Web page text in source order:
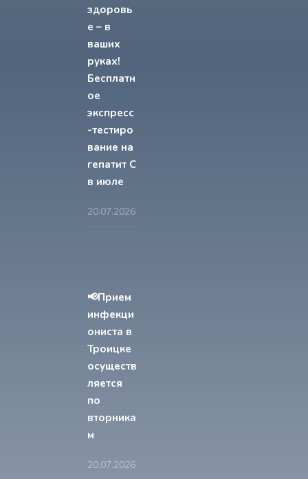
здоровь
е – в
ваших
руках!
Бесплатн
ое
экспресс
-тестиро
вание на
гепатит С
в июле
20.07.2026
📢Прием
инфекци
ониста в
Троицке
осуществ
ляется
по
вторника
м
20.07.2026